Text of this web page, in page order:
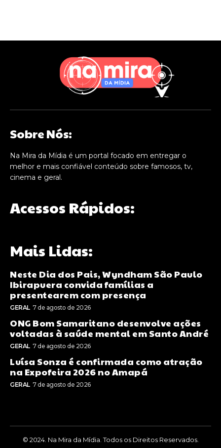
Sobre Nós:
Na Mira da Mídia é um portal focado em entregar o
melhor e mais confiável conteúdo sobre famosos, tv,
cinema e geral.
Acessos Rápidos:
Mais Lidas:
Neste Dia dos Pais, Wyndham São Paulo
Ibirapuera convida famílias a
presentearem com presença
GERAL 7 de agosto de 2026
ONG Bom Samaritano desenvolve ações
voltadas à saúde mental em Santo André
GERAL 7 de agosto de 2026
Luísa Sonza é confirmada como atração
na Expofeira 2026 no Amapá
GERAL 7 de agosto de 2026
© 2024. Na Mira da Mídia. Todos os Direitos Reservados.